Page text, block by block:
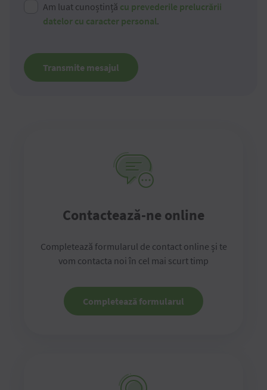
Am luat cunoștință cu prevederile prelucrării
datelor cu caracter personal.
Transmite mesajul
Contactează-ne online
Completează formularul de contact online și te
vom contacta noi în cel mai scurt timp
Completează formularul